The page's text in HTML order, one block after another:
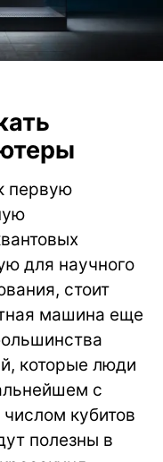
первую
для научного
стоит
машина еще
которые люди
с
кубитов
полезны в